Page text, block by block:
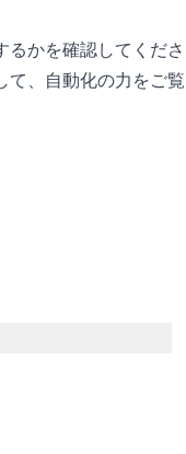
かを確認してくだ
て、自動化の力をご覧